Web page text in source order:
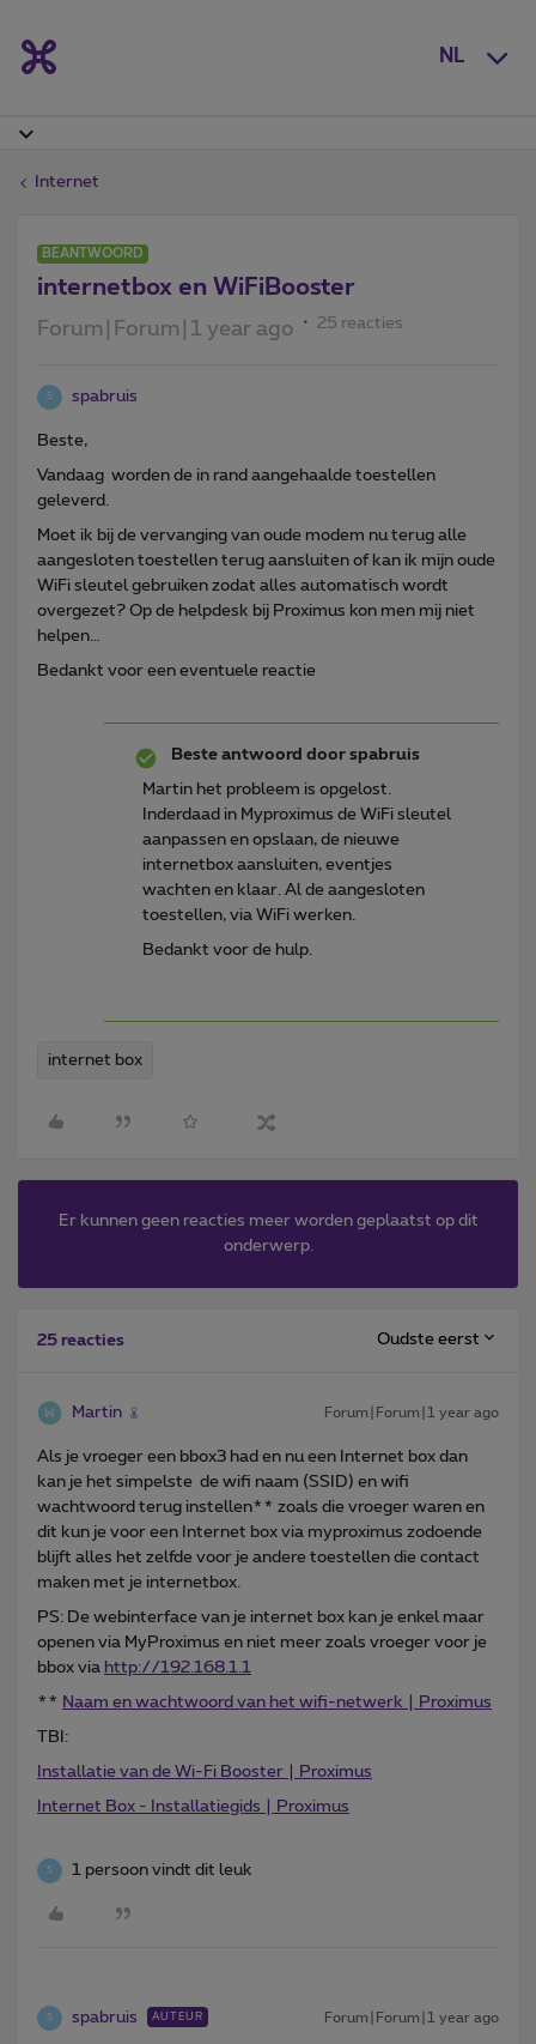
NL
Internet
BEANTWOORD
internetbox en WiFiBooster
Forum|Forum|1 year ago 25 reacties
S spabruis
Beste,
Vandaag worden de in rand aangehaalde toestellen
geleverd.
Moet ik bij de vervanging van oude modem nu terug alle
aangesloten toestellen terug aansluiten of kan ik mijn oude
WiFi sleutel gebruiken zodat alles automatisch wordt
overgezet? Op de helpdesk bij Proximus kon men mij niet
helpen…
Bedankt voor een eventuele reactie
Beste antwoord door spabruis
Martin het probleem is opgelost.
Inderdaad in Myproximus de WiFi sleutel
aanpassen en opslaan, de nieuwe
internetbox aansluiten, eventjes
wachten en klaar. Al de aangesloten
toestellen, via WiFi werken.
Bedankt voor de hulp.
internet box
Er kunnen geen reacties meer worden geplaatst op dit
onderwerp.
25 reacties Oudste eerst
Martin Forum|Forum|1 year ago
Als je vroeger een bbox3 had en nu een Internet box dan
kan je het simpelste de wifi naam (SSID) en wifi
wachtwoord terug instellen** zoals die vroeger waren en
dit kun je voor een Internet box via myproximus zodoende
blijft alles het zelfde voor je andere toestellen die contact
maken met je internetbox.
PS: De webinterface van je internet box kan je enkel maar
openen via MyProximus en niet meer zoals vroeger voor je
bbox via http://192.168.1.1
** Naam en wachtwoord van het wifi-netwerk | Proximus
TBI:
Installatie van de Wi-Fi Booster | Proximus
Internet Box - Installatiegids | Proximus
S 1 persoon vindt dit leuk
S spabruis AUTEUR Forum|Forum|1 year ago